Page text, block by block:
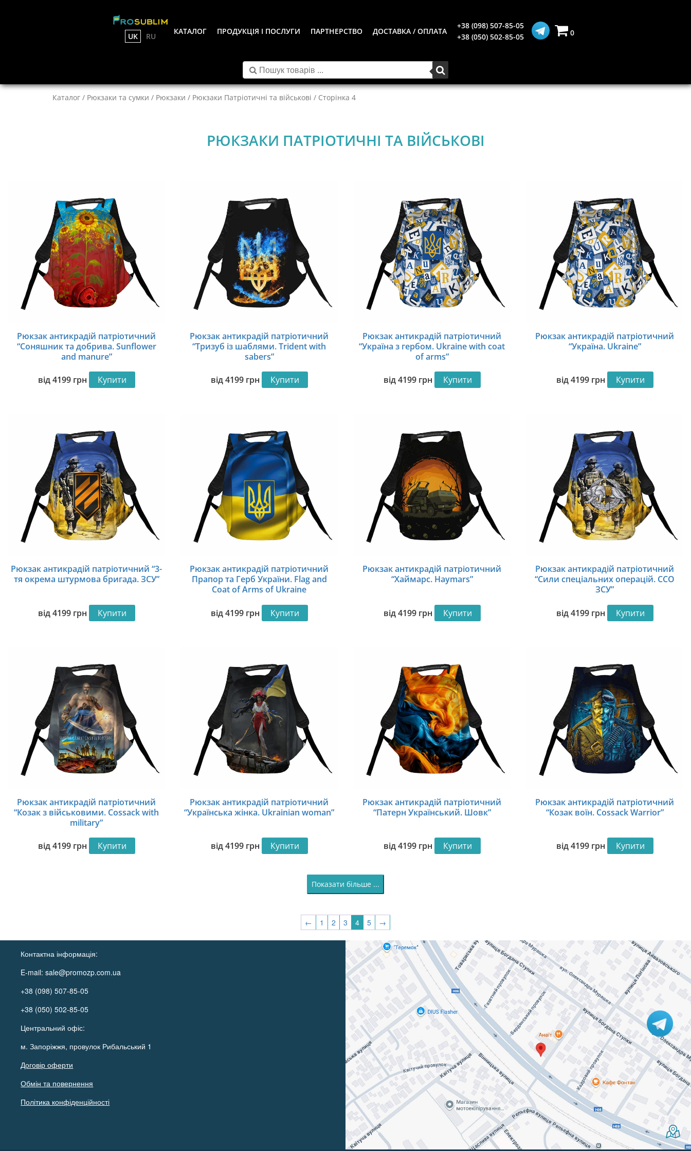
UK RU
КАТАЛОГ ПРОДУКЦІЯ І ПОСЛУГИ ПАРТНЕРСТВО ДОСТАВКА / ОПЛАТА
+38 (098) 507-85-05
+38 (050) 502-85-05
0
Каталог / Рюкзаки та сумки / Рюкзаки / Рюкзаки Патріотичні та військові / Сторінка 4
РЮКЗАКИ ПАТРІОТИЧНІ ТА ВІЙСЬКОВІ
Рюкзак антикрадій патріотичний
“Соняшник та добрива. Sunflower
and manure”
від4199 грн Купити
Рюкзак антикрадій патріотичний
“Тризуб із шаблями. Trident with
sabers”
від4199 грн Купити
Рюкзак антикрадій патріотичний
“Україна з гербом. Ukraine with coat
of arms”
від4199 грн Купити
Рюкзак антикрадій патріотичний
“Україна. Ukraine”
від4199 грн Купити
Рюкзак антикрадій патріотичний “3-
тя окрема штурмова бригада. ЗСУ”
від4199 грн Купити
Рюкзак антикрадій патріотичний
Прапор та Герб України. Flag and
Coat of Arms of Ukraine
від4199 грн Купити
Рюкзак антикрадій патріотичний
“Хаймарс. Haymars”
від4199 грн Купити
Рюкзак антикрадій патріотичний
“Сили спеціальних операцій. CCО
ЗСУ”
від4199 грн Купити
Рюкзак антикрадій патріотичний
“Козак з військовими. Cossack with
military”
від4199 грн Купити
Рюкзак антикрадій патріотичний
“Українська жінка. Ukrainian woman”
від4199 грн Купити
Рюкзак антикрадій патріотичний
“Патерн Український. Шовк”
від4199 грн Купити
Рюкзак антикрадій патріотичний
“Козак воїн. Cossack Warrior”
від4199 грн Купити
Показати більше ...
← 1 2 3 4 5 →
Контактна інформація:
E-mail:sale@promozp.com.ua
+38 (098) 507-85-05
+38 (050) 502-85-05
Центральний офіс:
м. Запоріжжя, провулок Рибальський 1
Договір оферти
Обмін та повернення
Політика конфіденційності